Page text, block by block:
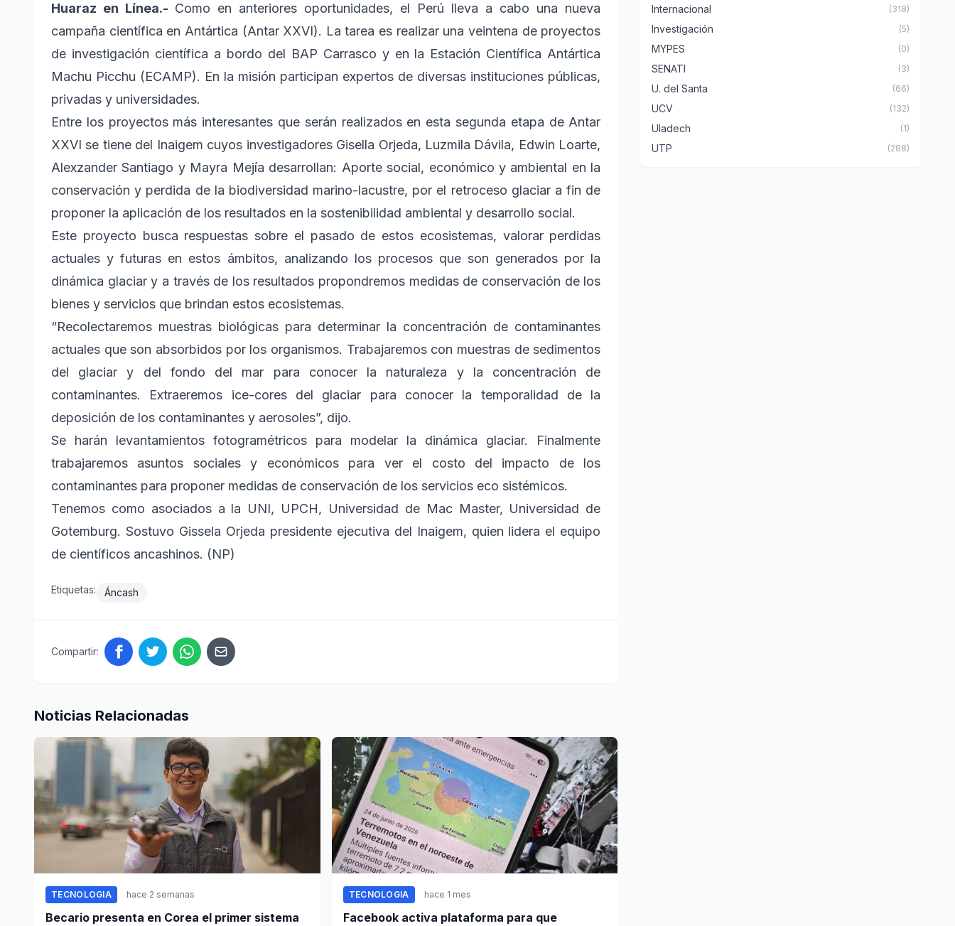
Huaraz en Línea.- Como en anteriores oportunidades, el Perú lleva a cabo una nueva
campaña científica en Antártica (Antar XXVI). La tarea es realizar una veintena de proyectos
de investigación científica a bordo del BAP Carrasco y en la Estación Científica Antártica
Machu Picchu (ECAMP). En la misión participan expertos de diversas instituciones públicas,
privadas y universidades.
Entre los proyectos más interesantes que serán realizados en esta segunda etapa de Antar
XXVI se tiene del Inaigem cuyos investigadores Gisella Orjeda, Luzmila Dávila, Edwin Loarte,
Alexzander Santiago y Mayra Mejía desarrollan: Aporte social, económico y ambiental en la
conservación y perdida de la biodiversidad marino-lacustre, por el retroceso glaciar a fin de
proponer la aplicación de los resultados en la sostenibilidad ambiental y desarrollo social.
Este proyecto busca respuestas sobre el pasado de estos ecosistemas, valorar perdidas
actuales y futuras en estos ámbitos, analizando los procesos que son generados por la
dinámica glaciar y a través de los resultados propondremos medidas de conservación de los
bienes y servicios que brindan estos ecosistemas.
“Recolectaremos muestras biológicas para determinar la concentración de contaminantes
actuales que son absorbidos por los organismos. Trabajaremos con muestras de sedimentos
del glaciar y del fondo del mar para conocer la naturaleza y la concentración de
contaminantes. Extraeremos ice-cores del glaciar para conocer la temporalidad de la
deposición de los contaminantes y aerosoles”, dijo.
Se harán levantamientos fotogramétricos para modelar la dinámica glaciar. Finalmente
trabajaremos asuntos sociales y económicos para ver el costo del impacto de los
contaminantes para proponer medidas de conservación de los servicios eco sistémicos.
Tenemos como asociados a la UNI, UPCH, Universidad de Mac Master, Universidad de
Gotemburg. Sostuvo Gissela Orjeda presidente ejecutiva del Inaigem, quien lidera el equipo
de científicos ancashinos. (NP)
Etiquetas: Áncash
Compartir:
Noticias Relacionadas
TECNOLOGIA hace 2 semanas
Becario presenta en Corea el primer sistema
TECNOLOGIA hace 1 mes
Facebook activa plataforma para que
Internacional (318)
Investigación (5)
MYPES (0)
SENATI (3)
U. del Santa (66)
UCV (132)
Uladech (1)
UTP (288)